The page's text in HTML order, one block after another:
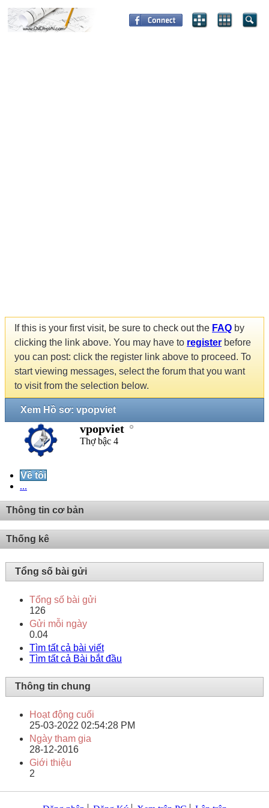
If this is your first visit, be sure to check out the FAQ by
clicking the link above. You may have to register before
you can post: click the register link above to proceed. To
start viewing messages, select the forum that you want
to visit from the selection below.
Xem Hồ sơ: vpopviet
vpopviet
Thợ bậc 4
Về tôi
...
Thông tin cơ bản
Thống kê
Tổng số bài gửi
Tổng số bài gửi
126
Gửi mỗi ngày
0.04
Tìm tất cả bài viết
Tìm tất cả Bài bắt đầu
Thông tin chung
Hoạt động cuối
25-03-2022 02:54:28 PM
Ngày tham gia
28-12-2016
Giới thiệu
2